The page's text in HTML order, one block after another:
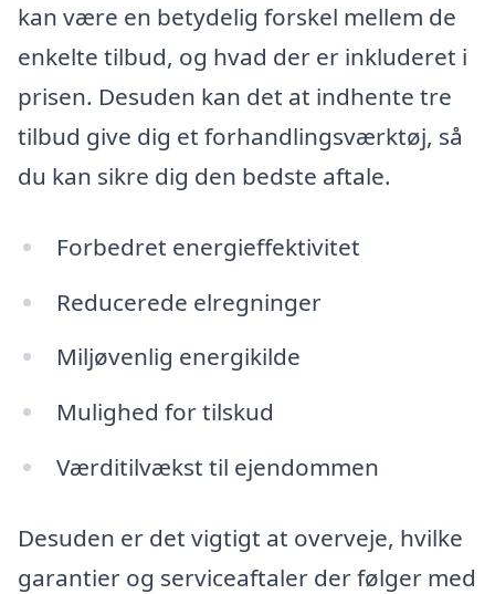
kan være en betydelig forskel mellem de
enkelte tilbud, og hvad der er inkluderet i
prisen. Desuden kan det at indhente tre
tilbud give dig et forhandlingsværktøj, så
du kan sikre dig den bedste aftale.
Forbedret energieffektivitet
Reducerede elregninger
Miljøvenlig energikilde
Mulighed for tilskud
Værditilvækst til ejendommen
Desuden er det vigtigt at overveje, hvilke
garantier og serviceaftaler der følger med